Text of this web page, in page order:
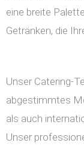
eine breite
Getränken, die
Unser Catering-
abgestimmtes
als auch
Unser